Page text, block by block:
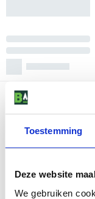
Toestemming
Deze website
We gebruiken